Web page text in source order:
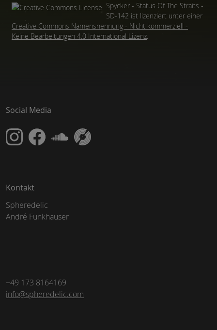
Spycker - Status Of The Straits -
SD-142 ist lizenziert unter einer
Creative Commons Namensnennung - Nicht kommerziell -
Keine Bearbeitungen 4.0 International Lizenz.
Social Media
Kontakt
Spheredelic
André Funkhauser
+49 173 8164169
info@spheredelic.com